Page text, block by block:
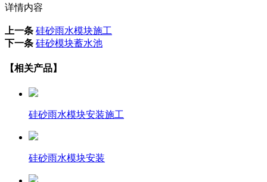
详情内容
上一条 硅砂雨水模块施工
下一条 硅砂模块蓄水池
【相关产品】
硅砂雨水模块安装施工
硅砂雨水模块安装